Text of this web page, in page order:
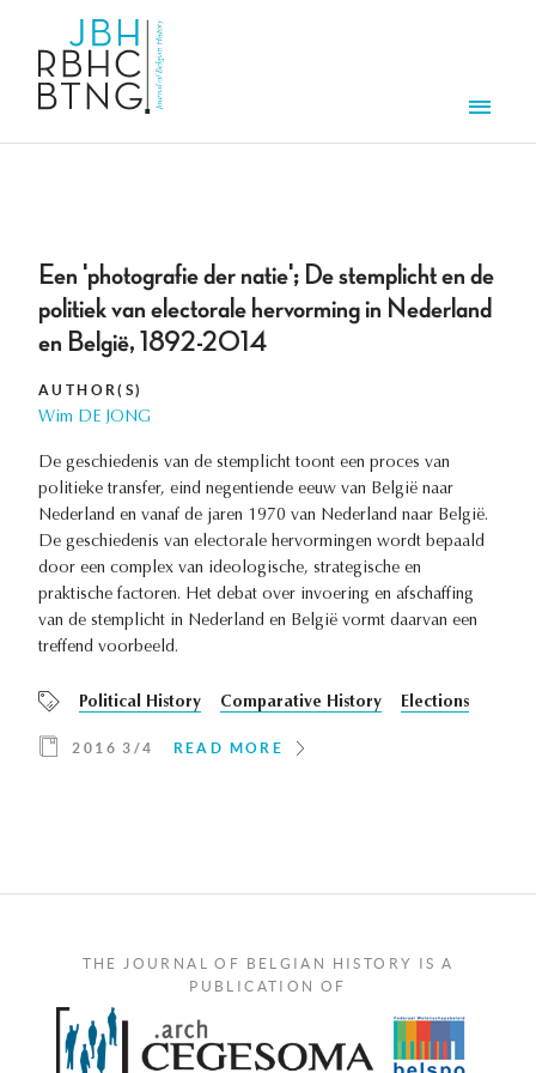
Een 'photografie der natie'; De stemplicht en de
politiek van electorale hervorming in Nederland
en België, 1892-2014
AUTHOR(S)
Wim DE JONG
De geschiedenis van de stemplicht toont een proces van
politieke transfer, eind negentiende eeuw van België naar
Nederland en vanaf de jaren 1970 van Nederland naar België.
De geschiedenis van electorale hervormingen wordt bepaald
door een complex van ideologische, strategische en
praktische factoren. Het debat over invoering en afschaffing
van de stemplicht in Nederland en België vormt daarvan een
treffend voorbeeld.
Political History Comparative History Elections
2016 3/4 READ MORE
THE JOURNAL OF BELGIAN HISTORY IS A
PUBLICATION OF